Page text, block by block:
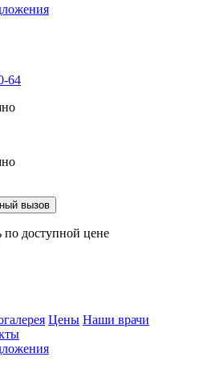
64
вызов
доступной цене
Цены Наши врачи